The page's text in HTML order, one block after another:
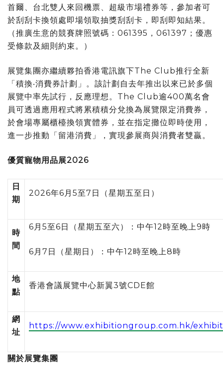
首爾、台北雙人來回機票、超級市場禮券等，參加者可
於刮刮卡換領處即場領取抽獎刮刮卡，即刮即知結果。
（推廣生意的競賽牌照號碼：061395，061397；優惠
受條款及細則約束。）
展覽集團亦繼續夥拍香港電訊旗下The Club推行全新
「積換‧消費券計劃」。該計劃自去年推出以來已於多個
展覽中率先試行，反應理想。The Club逾400萬名會
員可透過應用程式將累積積分兌換為展覽限定消費券，
於會場專屬櫃檯換領實體券，並在指定攤位即時使用，
進一步推動「留港消費」，實現參展商與消費者雙贏。
優質寵物用品展2026
日
期
2026年6月5至7日（星期五至日）
時
間
6月5至6日（星期五至六）：中午12時至晚上9時
6月7日（星期日）：中午12時至晚上8時
地
點
香港會議展覽中心新翼3號CDE館
網
址
https://www.exhibitiongroup.com.hk/
關於展覽集團